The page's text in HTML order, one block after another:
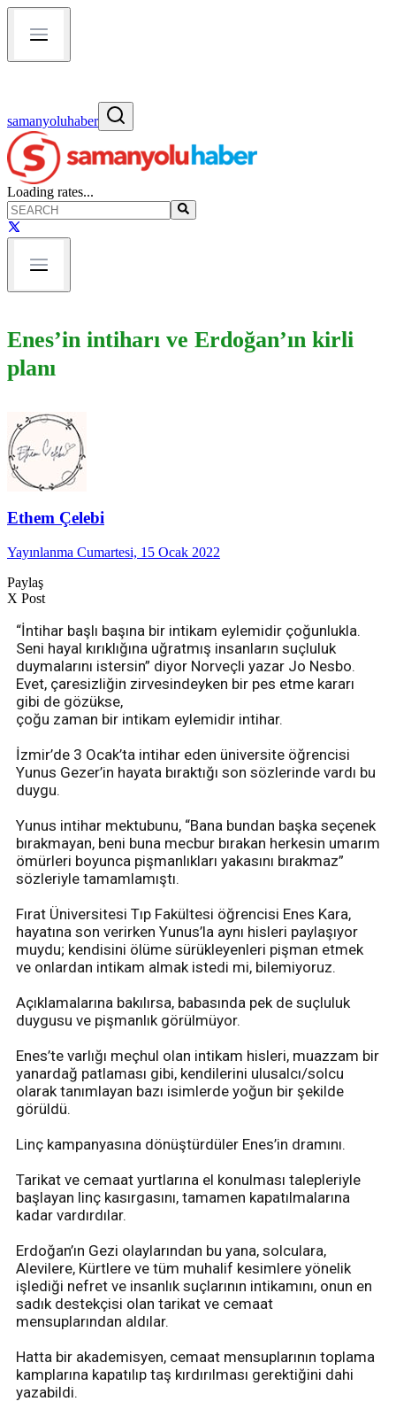
samanyoluhaber
Loading rates...
Enes’in intiharı ve Erdoğan’ın kirli
planı
Ethem Çelebi
Yayınlanma Cumartesi, 15 Ocak 2022
Paylaş
X Post
“İntihar başlı başına bir intikam eylemidir çoğunlukla.
Seni hayal kırıklığına uğratmış insanların suçluluk
duymalarını istersin” diyor Norveçli yazar Jo Nesbo.
Evet, çaresizliğin zirvesindeyken bir pes etme kararı
gibi de gözükse,
çoğu zaman bir intikam eylemidir intihar.
İzmir’de 3 Ocak’ta intihar eden üniversite öğrencisi
Yunus Gezer’in hayata bıraktığı son sözlerinde vardı bu
duygu.
Yunus intihar mektubunu, “Bana bundan başka seçenek
bırakmayan, beni buna mecbur bırakan herkesin umarım
ömürleri boyunca pişmanlıkları yakasını bırakmaz”
sözleriyle tamamlamıştı.
Fırat Üniversitesi Tıp Fakültesi öğrencisi Enes Kara,
hayatına son verirken Yunus’la aynı hisleri paylaşıyor
muydu; kendisini ölüme sürükleyenleri pişman etmek
ve onlardan intikam almak istedi mi, bilemiyoruz.
Açıklamalarına bakılırsa, babasında pek de suçluluk
duygusu ve pişmanlık görülmüyor.
Enes’te varlığı meçhul olan intikam hisleri, muazzam bir
yanardağ patlaması gibi, kendilerini ulusalcı/solcu
olarak tanımlayan bazı isimlerde yoğun bir şekilde
görüldü.
Linç kampanyasına dönüştürdüler Enes’in dramını.
Tarikat ve cemaat yurtlarına el konulması talepleriyle
başlayan linç kasırgasını, tamamen kapatılmalarına
kadar vardırdılar.
Erdoğan’ın Gezi olaylarından bu yana, solculara,
Alevilere, Kürtlere ve tüm muhalif kesimlere yönelik
işlediği nefret ve insanlık suçlarının intikamını, onun en
sadık destekçisi olan tarikat ve cemaat
mensuplarından aldılar.
Hatta bir akademisyen, cemaat mensuplarının toplama
kamplarına kapatılıp taş kırdırılması gerektiğini dahi
yazabildi.